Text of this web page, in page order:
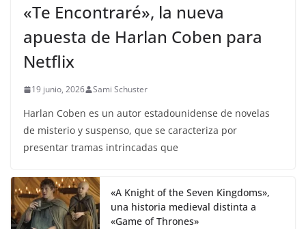
«Te Encontraré», la nueva
apuesta de Harlan Coben para
Netflix
19 junio, 2026 Sami Schuster
Harlan Coben es un autor estadounidense de novelas
de misterio y suspenso, que se caracteriza por
presentar tramas intrincadas que
«A Knight of the Seven Kingdoms»,
una historia medieval distinta a
«Game of Thrones»